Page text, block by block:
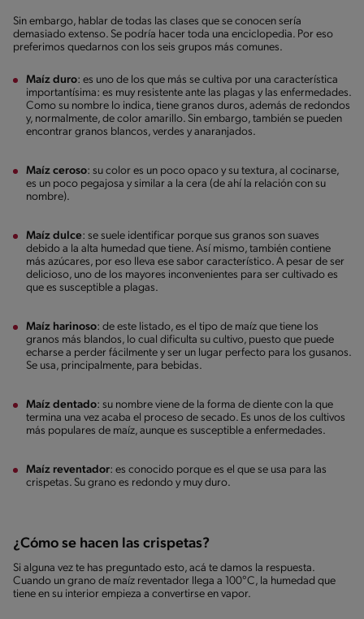
Sin embargo, hablar de todas las clases que se conocen sería
demasiado extenso. Se podría hacer toda una enciclopedia. Por eso
preferimos quedarnos con los seis grupos más comunes.
Maíz duro: es uno de los que más se cultiva por una característica
importantísima: es muy resistente ante las plagas y las enfermedades.
Como su nombre lo indica, tiene granos duros, además de redondos
y, normalmente, de color amarillo. Sin embargo, también se pueden
encontrar granos blancos, verdes y anaranjados.
Maíz ceroso: su color es un poco opaco y su textura, al cocinarse,
es un poco pegajosa y similar a la cera (de ahí la relación con su
nombre).
Maíz dulce: se suele identificar porque sus granos son suaves
debido a la alta humedad que tiene. Así mismo, también contiene
más azúcares, por eso lleva ese sabor característico. A pesar de ser
delicioso, uno de los mayores inconvenientes para ser cultivado es
que es susceptible a plagas.
Maíz harinoso: de este listado, es el tipo de maíz que tiene los
granos más blandos, lo cual dificulta su cultivo, puesto que puede
echarse a perder fácilmente y ser un lugar perfecto para los gusanos.
Se usa, principalmente, para bebidas.
Maíz dentado: su nombre viene de la forma de diente con la que
termina una vez acaba el proceso de secado. Es unos de los cultivos
más populares de maíz, aunque es susceptible a enfermedades.
Maíz reventador: es conocido porque es el que se usa para las
crispetas. Su grano es redondo y muy duro.
¿Cómo se hacen las crispetas?
Si alguna vez te has preguntado esto, acá te damos la respuesta.
Cuando un grano de maíz reventador llega a 100°C, la humedad que
tiene en su interior empieza a convertirse en vapor.